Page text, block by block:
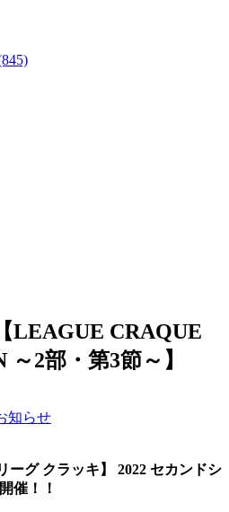
LEAGUE CRAQUE
～2部・第3節～】
知らせ
ーグ クラッキ】 2022 セカンドシ
催！！